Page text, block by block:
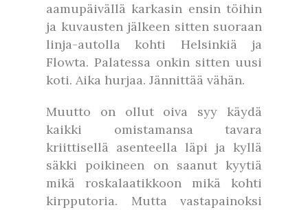
aamupäivällä karkasin ensin töihin
ja kuvausten jälkeen sitten suoraan
linja-autolla kohti Helsinkiä ja
Flowta. Palatessa onkin sitten uusi
koti. Aika hurjaa. Jännittää vähän.
Muutto on ollut oiva syy käydä
kaikki omistamansa tavara
kriittisellä asenteella läpi ja kyllä
säkki poikineen on saanut kyytiä
mikä roskalaatikkoon mikä kohti
kirpputoria. Mutta vastapainoksi